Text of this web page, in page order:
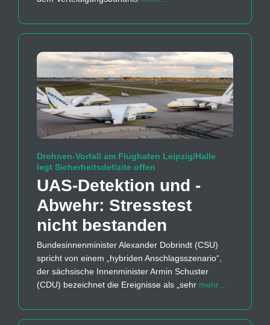
Drohnen-Vorfall am Flughafen Leipzig/Halle
legt Sicherheitsdefizite offen
UAS-Detektion und -
Abwehr: Stresstest
nicht bestanden
Bundesinnenminister Alexander Dobrindt (CSU)
spricht von einem „hybriden Anschlagsszenario“,
der sächsische Innenminister Armin Schuster
(CDU) bezeichnet die Ereignisse als „sehr mehr…